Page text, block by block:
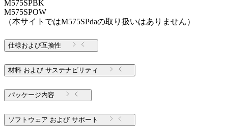
M575SPBK
M575SPOW
（本サイトではM575SPdaの取り扱いはありません）
仕様および互換性
材料 および サステナビリティ
パッケージ内容
ソフトウェア および サポート